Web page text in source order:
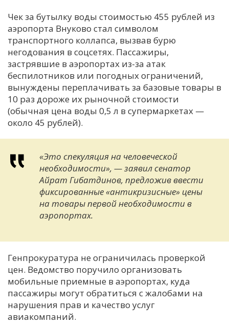
Чек за бутылку воды стоимостью 455 рублей из
аэропорта Внуково стал символом
транспортного коллапса, вызвав бурю
негодования в соцсетях. Пассажиры,
застрявшие в аэропортах из-за атак
беспилотников или погодных ограничений,
вынуждены переплачивать за базовые товары в
10 раз дороже их рыночной стоимости
(обычная цена воды 0,5 л в супермаркетах —
около 45 рублей).
«Это спекуляция на человеческой
необходимости», — заявил сенатор
Айрат Гибатдинов, предложив ввести
фиксированные «антикризисные» цены
на товары первой необходимости в
аэропортах.
Генпрокуратура не ограничилась проверкой
цен. Ведомство поручило организовать
мобильные приемные в аэропортах, куда
пассажиры могут обратиться с жалобами на
нарушения прав и качество услуг
авиакомпаний.